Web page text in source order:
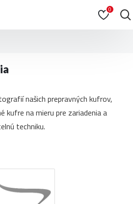
0
našich prepravných kufrov,
kufre na mieru pre zariadenia a
techniku.